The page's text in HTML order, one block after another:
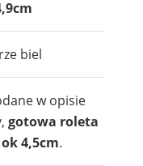
biel
w opisie
gotowa roleta
4,5cm.